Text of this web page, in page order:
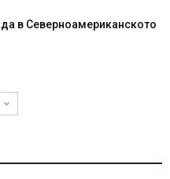
в Северноамериканското